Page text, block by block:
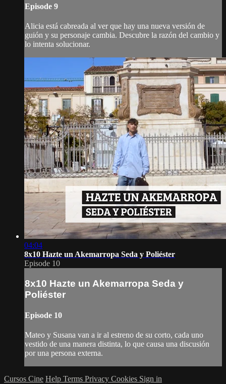
Episode 9
Alicia está cabreada al ver que hay una nueva versión de
guión y su personaje cambia. Descubre la razón del cambio y
lo intenta solucionar.
04:04
8x10 Hazte un Akemarropa Seda y Poliéster
Episode 10
8x10 Hazte un Akemarropa Seda y
Poliéster
Episode 10
Mateo y Susana van a ir al estreno de su corto, cada uno
vestido de una manera distinta, lo que causa una discusión
por una persona externa.
Cursos Cine Help Terms Privacy Cookies Sign in